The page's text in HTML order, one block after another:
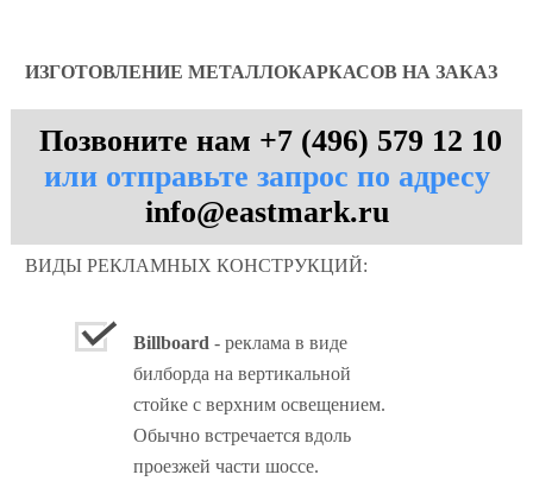
ИЗГОТОВЛЕНИЕ МЕТАЛЛОКАРКАСОВ НА ЗАКАЗ
Позвоните нам +7 (496) 579 12 10
или отправьте запрос по адресу
info@eastmark.ru
ВИДЫ РЕКЛАМНЫХ КОНСТРУКЦИЙ:
Billboard - реклама в виде
билборда на вертикальной
стойке с верхним освещением.
Обычно встречается вдоль
проезжей части шоссе.